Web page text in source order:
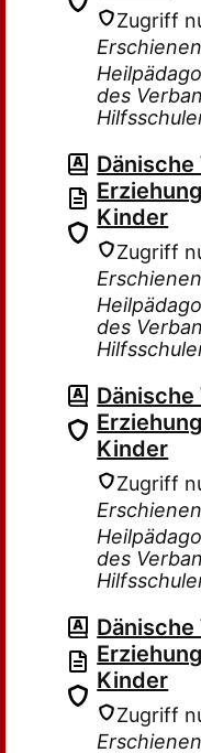
Zugriff
des
Kinder
Zugriff
des
Kinder
Zugriff
des
Kinder
Zugriff